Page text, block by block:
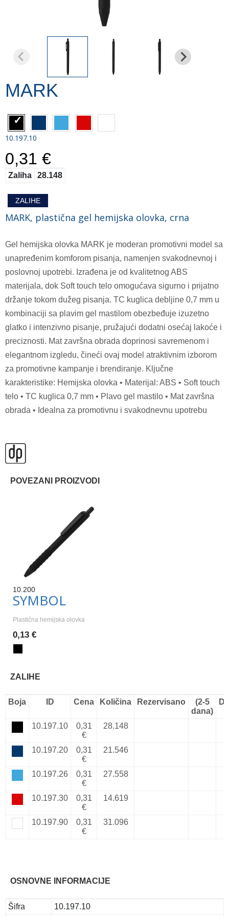
MARK
10.197.10
0,31 €
Zaliha 28.148
ZALIHE
MARK, plastična gel hemijska olovka, crna
Gel hemijska olovka MARK je moderan promotivni model sa
unapređenim komforom pisanja, namenjen svakodnevnoj i
poslovnoj upotrebi. Izrađena je od kvalitetnog ABS
materijala, dok Soft touch telo omogućava sigurno i prijatno
držanje tokom dužeg pisanja. TC kuglica debljine 0,7 mm u
kombinaciji sa plavim gel mastilom obezbeđuje izuzetno
glatko i intenzivno pisanje, pružajući dodatni osećaj lakoće i
preciznosti. Mat završna obrada doprinosi savremenom i
elegantnom izgledu, čineći ovaj model atraktivnim izborom
za promotivne kampanje i brendiranje. Ključne
karakteristike: Hemijska olovka • Materijal: ABS • Soft touch
telo • TC kuglica 0,7 mm • Plavo gel mastilo • Mat završna
obrada • Idealna za promotivnu i svakodnevnu upotrebu
POVEZANI PROIZVODI
10.200
SYMBOL
Plastična hemijska olovka
0,13 €
ZALIHE
Boja ID Cena Količina Rezervisano
(2-5
dana)
10.197.10
0,31
€
28.148
10.197.20
0,31
€
21.546
10.197.26
0,31
€
27.558
10.197.30
0,31
€
14.619
10.197.90
0,31
€
31.096
OSNOVNE INFORMACIJE
Šifra 10.197.10